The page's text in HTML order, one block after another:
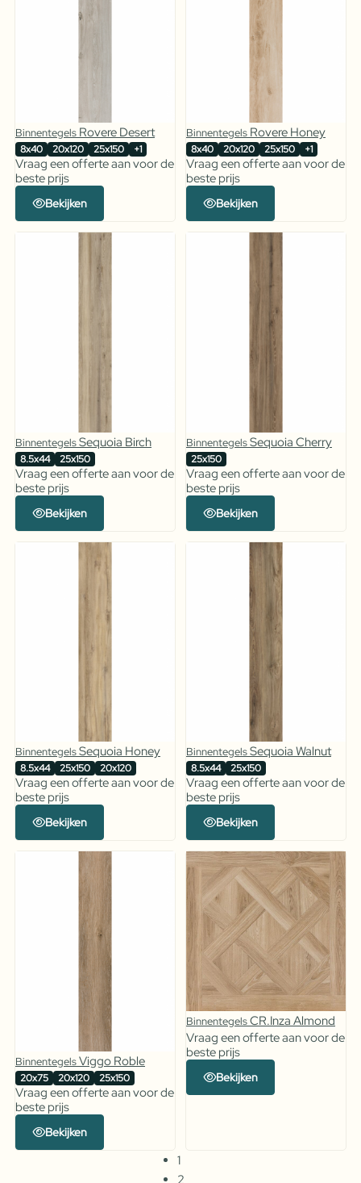
Binnentegels Rovere Desert
8x40 20x120 25x150 +1
Vraag een offerte aan voor de
beste prijs
Bekijken
Binnentegels Rovere Honey
8x40 20x120 25x150 +1
Vraag een offerte aan voor de
beste prijs
Bekijken
BinnentegelsSequoia Birch
8.5x44 25x150
Vraag een offerte aan voor de
beste prijs
Bekijken
BinnentegelsSequoia Cherry
25x150
Vraag een offerte aan voor de
beste prijs
Bekijken
BinnentegelsSequoia Honey
8.5x44 25x150 20x120
Vraag een offerte aan voor de
beste prijs
Bekijken
BinnentegelsSequoia Walnut
8.5x44 25x150
Vraag een offerte aan voor de
beste prijs
Bekijken
BinnentegelsViggo Roble
20x75 20x120 25x150
Vraag een offerte aan voor de
beste prijs
Bekijken
BinnentegelsCR.Inza Almond
Vraag een offerte aan voor de
beste prijs
Bekijken
1
2